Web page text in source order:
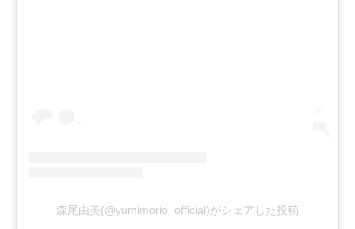
森尾由美(@yumimorio_official)がシェアした投稿